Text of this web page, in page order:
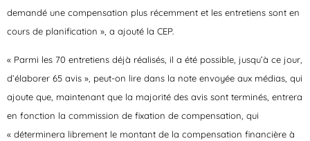
demandé une compensation plus récemment et les entretiens sont en
cours de planification », a ajouté la CEP.
« Parmi les 70 entretiens déjà réalisés, il a été possible, jusqu’à ce jour,
d’élaborer 65 avis », peut-on lire dans la note envoyée aux médias, qui
ajoute que, maintenant que la majorité des avis sont terminés, entrera
en fonction la commission de fixation de compensation, qui
« déterminera librement le montant de la compensation financière à